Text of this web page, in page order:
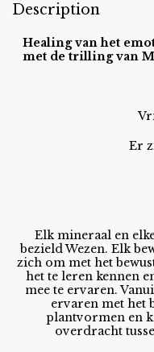
Description
Healing van het
met de trilling van
Er
Elk mineraal en
bezield Wezen. Elk
zich om met het
het te leren kennen
mee te ervaren.
ervaren met het
plantvormen en
overdracht